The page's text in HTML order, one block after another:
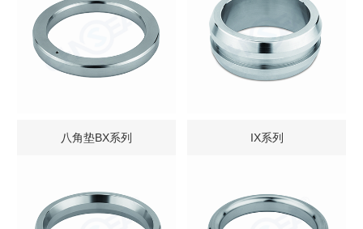
八角垫BX系列 IX系列